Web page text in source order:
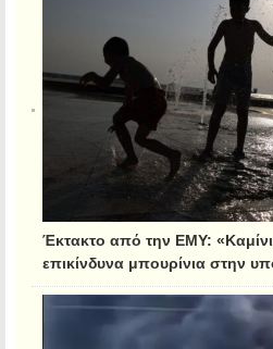
Έκτακτο από την ΕΜΥ:
επικίνδυνα μπουρίνια στην